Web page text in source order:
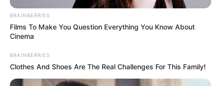
BRAINBERRIES
Films To Make You Question Everything You Know About
Cinema
BRAINBERRIES
Clothes And Shoes Are The Real Challenges For This Family!